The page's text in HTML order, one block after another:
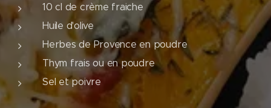
10 cl de crème fraiche
Huile d'olive
Herbes de Provence en poudre
Thym frais ou en poudre
Sel et poivre